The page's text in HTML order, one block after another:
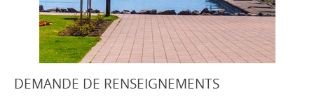
DEMANDE DE RENSEIGNEMENTS